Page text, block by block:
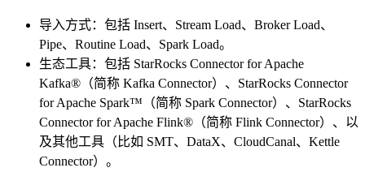
导入方式：包括 Insert、Stream Load、Broker Load、
Pipe、Routine Load、Spark Load。
生态工具：包括 StarRocks Connector for Apache
Kafka®（简称 Kafka Connector）、StarRocks Connector
for Apache Spark™（简称 Spark Connector）、StarRocks
Connector for Apache Flink®（简称 Flink Connector）、以
及其他工具（比如 SMT、DataX、CloudCanal、Kettle
Connector）。